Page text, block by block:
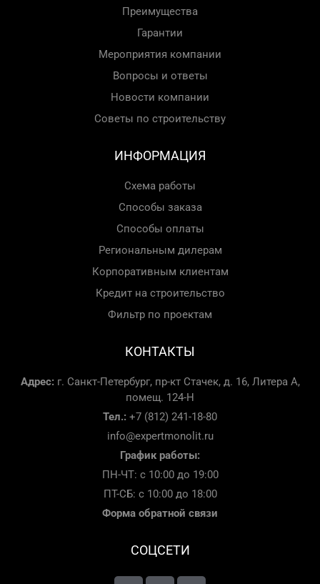
Преимущества
Гарантии
Мероприятия компании
Вопросы и ответы
Новости компании
Советы по строительству
ИНФОРМАЦИЯ
Схема работы
Способы заказа
Способы оплаты
Региональным дилерам
Корпоративным клиентам
Кредит на строительство
Фильтр по проектам
КОНТАКТЫ
Адрес: г. Санкт-Петербург, пр-кт Стачек, д. 16, Литера А,
помещ. 124-Н
Тел.: +7 (812) 241-18-80
info@expertmonolit.ru
График работы:
ПН-ЧТ: с 10:00 до 19:00
ПТ-СБ: с 10:00 до 18:00
Форма обратной связи
СОЦСЕТИ